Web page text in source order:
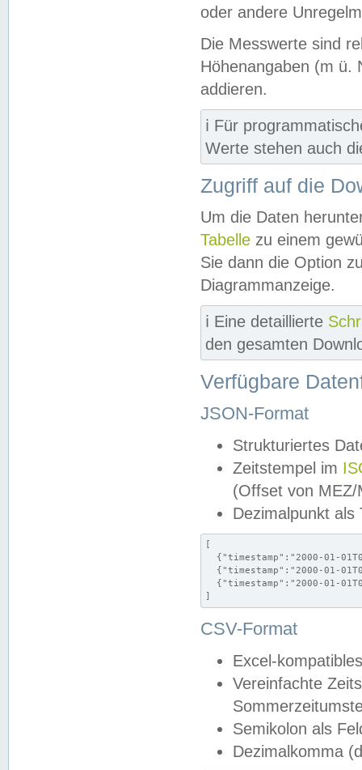
oder andere
Die Messwerte sind
Höhenangaben (m ü.
addieren.
ℹ️ Für
Werte stehen auch
Zugriff auf die
Um die Daten
Tabelle zu einem
Sie dann die Option
Diagrammanzeige.
ℹ️ Eine detaillierte
den gesamten
Verfügbare
JSON-Format
Strukturiertes
Zeitstempel im
(Offset von MEZ/
Dezimalpunkt als
[
{"timestamp":"2000-01-
{"timestamp":"2000-01-
{"timestamp":"2000-01-
]
CSV-Format
Excel-
Vereinfachte
Semikolon als
Dezimalkomma